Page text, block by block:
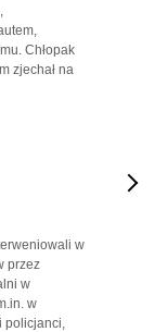
Chłopak
zjechał na
w
przez
w
w